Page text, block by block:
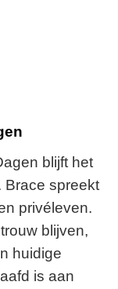
blijft het
Brace spreekt
privéleven.
blijven,
huidige
is aan